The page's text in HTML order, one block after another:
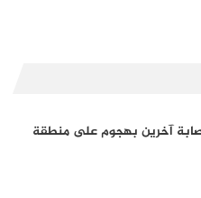
وإصابة آخرين بهجوم على منطقة